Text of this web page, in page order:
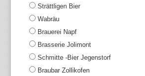
Strättligen Bier
Wabräu
Brauerei Napf
Brasserie Jolimont
Schmitte -Bier Jegenstorf
Braubar Zollikofen